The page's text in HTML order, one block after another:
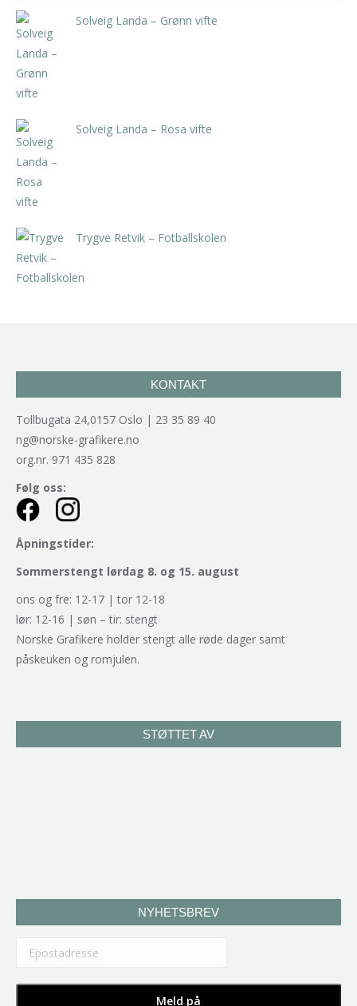
Solveig Landa – Grønn vifte
Solveig Landa – Rosa vifte
Trygve Retvik – Fotballskolen
KONTAKT
Tollbugata 24,0157 Oslo | 23 35 89 40
ng@norske-grafikere.no
org.nr. 971 435 828
Følg oss:
Åpningstider:
Sommerstengt lørdag 8. og 15. august
ons og fre: 12-17 | tor 12-18
lør: 12-16 | søn – tir: stengt
Norske Grafikere holder stengt alle røde dager samt
påskeuken og romjulen.
STØTTET AV
NYHETSBREV